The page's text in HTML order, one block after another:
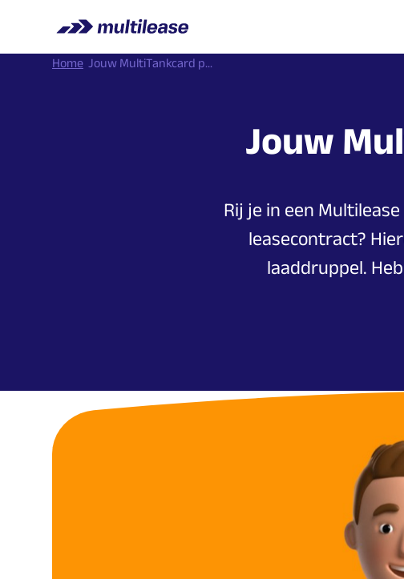
Home Jouw MultiTankcard p...
Jouw
Rij je in een
leasecontract?
laaddruppel.